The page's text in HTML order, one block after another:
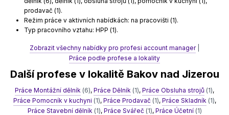
prodavač (1).
Režim práce v aktivních nabídkách: na pracovišti (1).
Typ pracovního vztahu: HPP (1).
Zobrazit všechny nabídky pro profesi account manager
Práce podle profese a lokality
Další profese v lokalitě Bakov nad Jizerou
Práce Montážní dělník (6), Práce Dělník (1), Práce Obsluha strojů (1),
Práce Pomocník v kuchyni (1), Práce Prodavač (1), Práce Skladník (1),
Práce Stavební dělník (1), Práce Svářeč (1), Práce Účetní (1)